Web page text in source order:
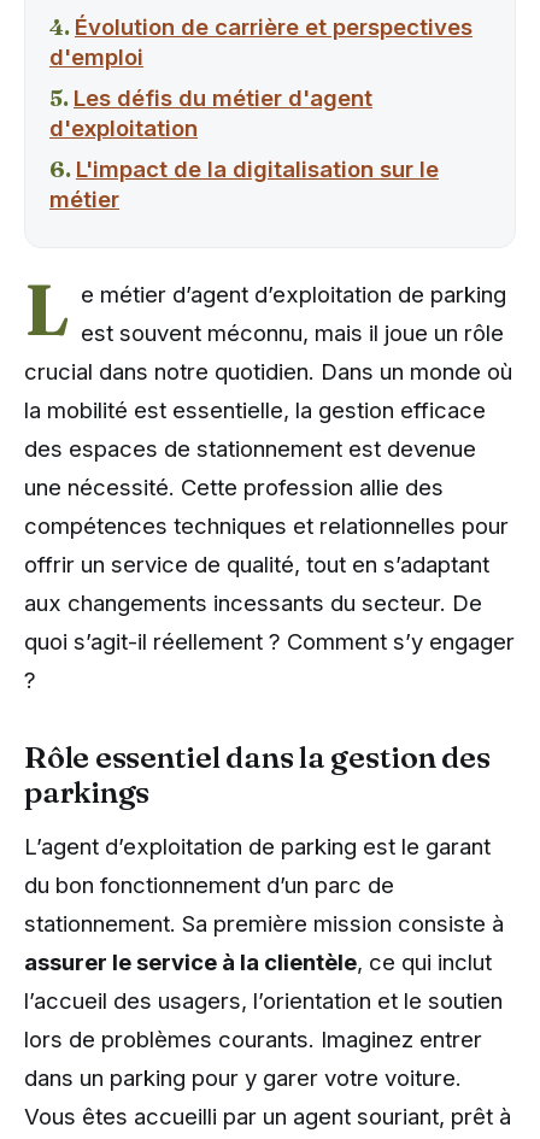
Évolution de carrière et perspectives
d'emploi
Les défis du métier d'agent
d'exploitation
L'impact de la digitalisation sur le
métier
L e métier d’agent d’exploitation de parking
est souvent méconnu, mais il joue un rôle
crucial dans notre quotidien. Dans un monde où
la mobilité est essentielle, la gestion efficace
des espaces de stationnement est devenue
une nécessité. Cette profession allie des
compétences techniques et relationnelles pour
offrir un service de qualité, tout en s’adaptant
aux changements incessants du secteur. De
quoi s’agit-il réellement ? Comment s’y engager
?
Rôle essentiel dans la gestion des
parkings
L’agent d’exploitation de parking est le garant
du bon fonctionnement d’un parc de
stationnement. Sa première mission consiste à
assurer le service à la clientèle, ce qui inclut
l’accueil des usagers, l’orientation et le soutien
lors de problèmes courants. Imaginez entrer
dans un parking pour y garer votre voiture.
Vous êtes accueilli par un agent souriant, prêt à